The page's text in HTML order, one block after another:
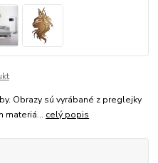
Obrazy sú vyrábané z preglejky
materiá... celý popis